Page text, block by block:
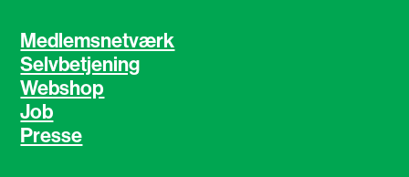
Medlemsnetværk
Selvbetjening
Webshop
Job
Presse